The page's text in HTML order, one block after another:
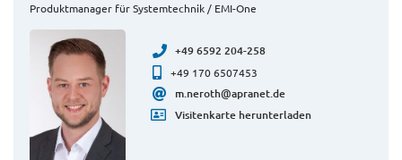
Produktmanager für Systemtechnik / EMI-One
+49 6592 204-258
+49 170 6507453
m.neroth@apranet.de
Visitenkarte herunterladen